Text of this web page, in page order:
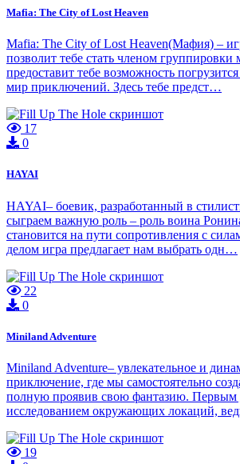
Mafia: The City of Lost Heaven
Mafia: The City of Lost Heaven(Мафия) –
позволит тебе стать членом группировки
предоставит тебе возможность
мир приключений. Здесь тебе предст…
17
0
HAYAI
HAYAI– боевик, разработанный в
сыграем важную роль – роль воина
становится на пути сопротивления с
делом игра предлагает нам выбрать одн…
22
0
Miniland Adventure
Miniland Adventure– увлекательное и
приключение, где мы самостоятельно
полную проявив свою фантазию. Первым
исследованием окружающих локаций,
19